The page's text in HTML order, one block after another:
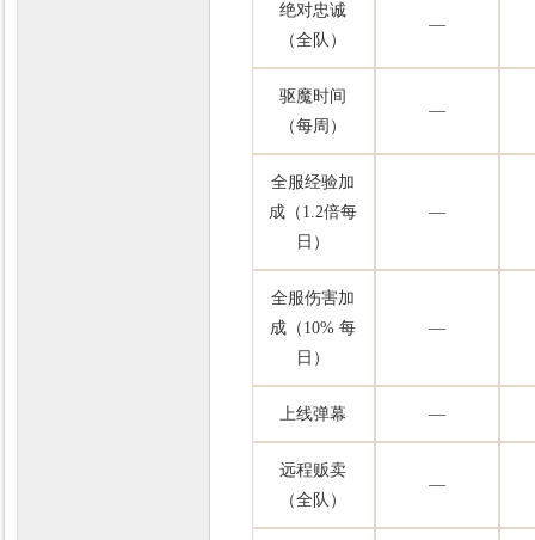
绝对忠诚
（全队）
—
驱魔时间
（每周）
—
全服经验加
成（1.2倍每
日）
—
全服伤害加
成（10% 每
日）
—
上线弹幕 —
远程贩卖
（全队）
—